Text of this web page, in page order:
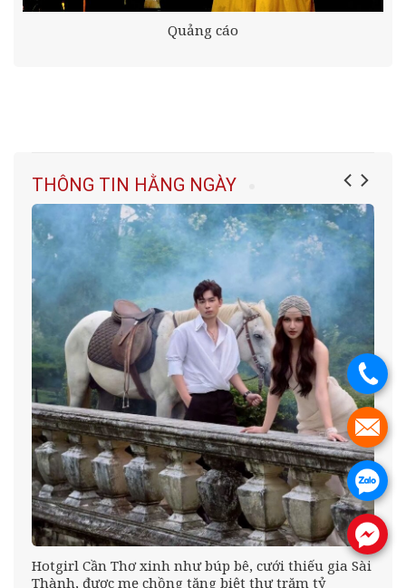
Quảng cáo
THÔNG TIN HẰNG NGÀY
Hotgirl Cần Thơ xinh như búp bê, cưới thiếu gia Sài
Thành, được mẹ chồng tặng biệt thự trăm tỷ
.
.
.
.